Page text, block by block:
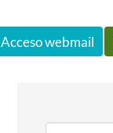
Acceso webmail